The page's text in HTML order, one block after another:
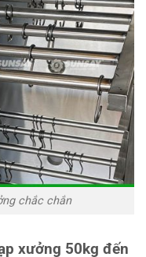
chắc chắn
xưởng 50kg đến